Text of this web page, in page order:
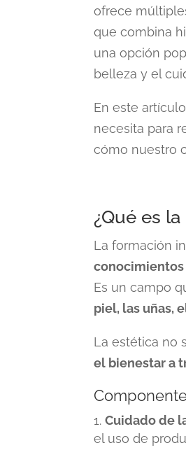
ofrece
que combina
una opción
belleza y el
En este
necesita para
cómo nuestro
¿Qué es
Laformación
conocimientos
Es un campo
piel, las uñas,
La estética no
el bienestar a
Cuidado de
el uso de